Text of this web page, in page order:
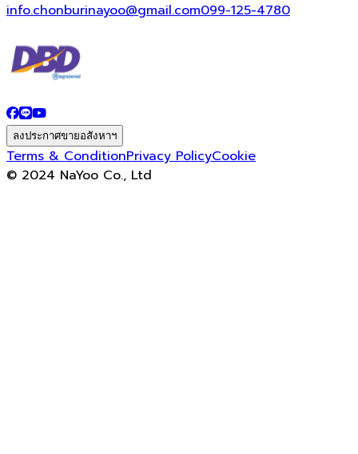
info.chonburinayoo@gmail.com099-125-4780
ลงประกาศขายอสังหาฯ
Terms & ConditionPrivacy PolicyCookie
© 2024 NaYoo Co., Ltd